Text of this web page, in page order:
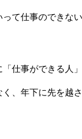
て仕事のできな
仕事ができる人
、年下に先を越